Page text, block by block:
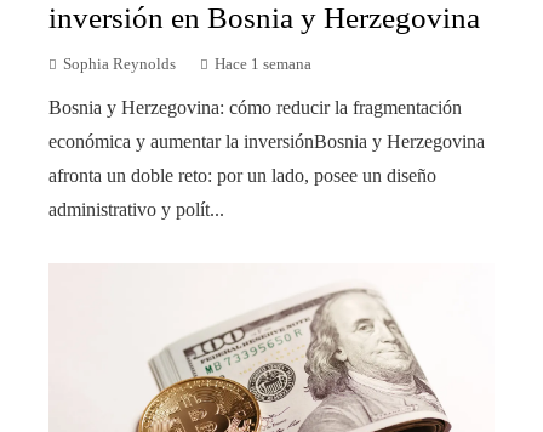
inversión en Bosnia y Herzegovina
Sophia Reynolds Hace 1 semana
Bosnia y Herzegovina: cómo reducir la fragmentación
económica y aumentar la inversiónBosnia y Herzegovina
afronta un doble reto: por un lado, posee un diseño
administrativo y polít...